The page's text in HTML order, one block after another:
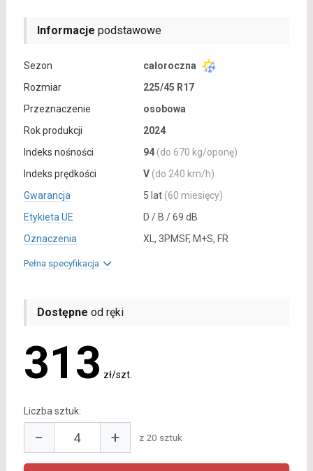
Informacje podstawowe
Sezon
całoroczna
Rozmiar
225/45 R17
Przeznaczenie
osobowa
Rok produkcji
2024
Indeks nośności
94 (do 670 kg/oponę)
Indeks prędkości
V (do 240 km/h)
Gwarancja
5 lat (60 miesięcy)
Etykieta UE
D / B / 69 dB
Oznaczenia
XL, 3PMSF, M+S, FR
Pełna specyfikacja
Dostępne od ręki
313 zł/szt.
Liczba sztuk:
− + z 20 sztuk